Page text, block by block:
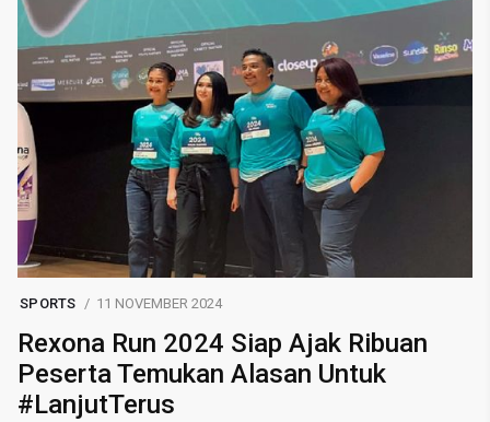
SPORTS 11 NOVEMBER 2024
Rexona Run 2024 Siap Ajak Ribuan
Peserta Temukan Alasan Untuk
#LanjutTerus